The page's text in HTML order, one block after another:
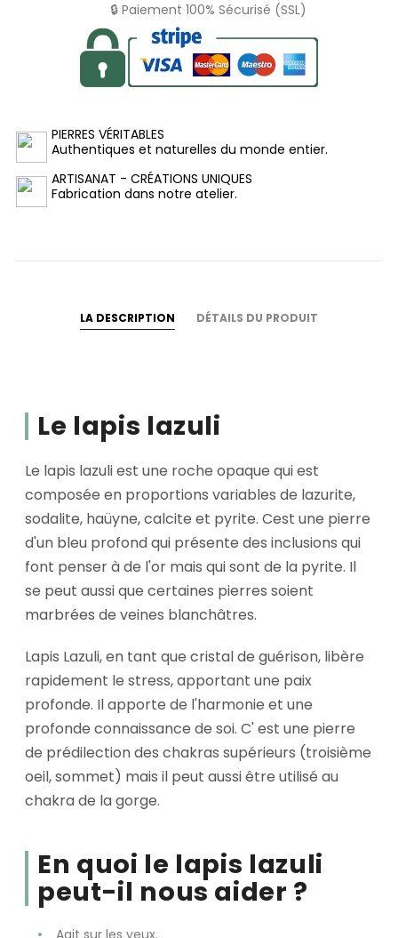
🔒 Paiement 100% Sécurisé (SSL)
PIERRES VÉRITABLES
Authentiques et naturelles du monde entier.
ARTISANAT - CRÉATIONS UNIQUES
Fabrication dans notre atelier.
LA DESCRIPTION DÉTAILS DU PRODUIT
Le lapis lazuli
Le lapis lazuli est une roche opaque qui est
composée en proportions variables de lazurite,
sodalite, haüyne, calcite et pyrite. Cest une pierre
d'un bleu profond qui présente des inclusions qui
font penser à de l'or mais qui sont de la pyrite. Il
se peut aussi que certaines pierres soient
marbrées de veines blanchâtres.
Lapis Lazuli, en tant que cristal de guérison, libère
rapidement le stress, apportant une paix
profonde. Il apporte de l'harmonie et une
profonde connaissance de soi. C' est une pierre
de prédilection des chakras supérieurs (troisième
oeil, sommet) mais il peut aussi être utilisé au
chakra de la gorge.
En quoi le lapis lazuli
peut-il nous aider ?